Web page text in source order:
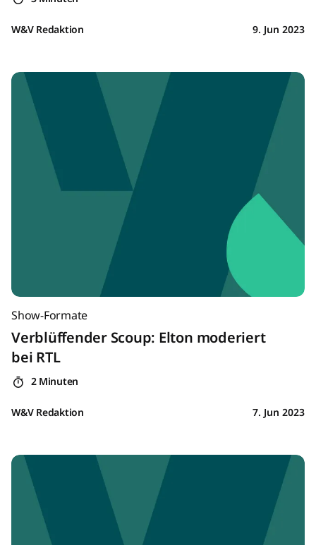
W&V Redaktion 9. Jun 2023
Show-Formate
Verblüffender Scoup: Elton moderiert
bei RTL
2 Minuten
W&V Redaktion 7. Jun 2023